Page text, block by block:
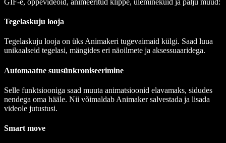
Tegelaskuju looja
Tegelaskuju looja on üks Animakeri tugevaimaid külgi. Saad luua
unikaalseid tegelasi, mängides eri näoilmete ja aksessuaaridega.
Automaatne suusünkroniseerimine
Selle funktsiooniga saad muuta animatsioonid elavamaks, sidudes
nendega oma hääle. Nii võimaldab Animaker salvestada ja lisada
videole jutustusi.
Smart move